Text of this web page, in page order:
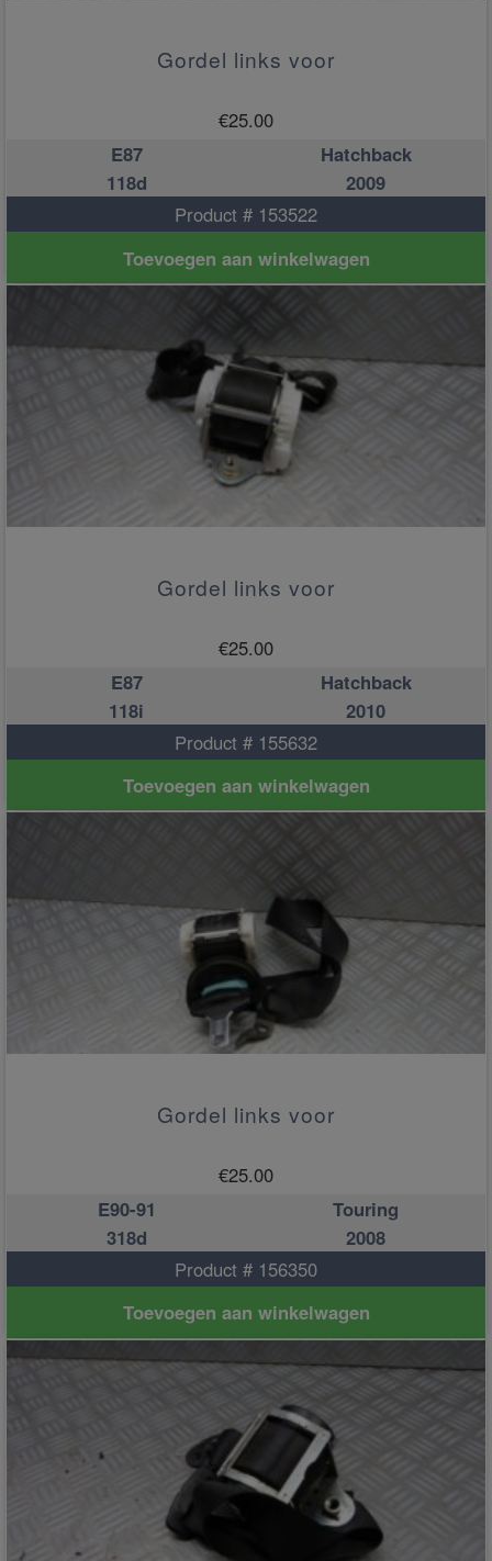
Gordel links voor
€25.00
E87
Hatchback
118d
2009
Product # 153522
Toevoegen aan winkelwagen
Gordel links voor
€25.00
E87
Hatchback
118i
2010
Product # 155632
Toevoegen aan winkelwagen
Gordel links voor
€25.00
E90-91
Touring
318d
2008
Product # 156350
Toevoegen aan winkelwagen